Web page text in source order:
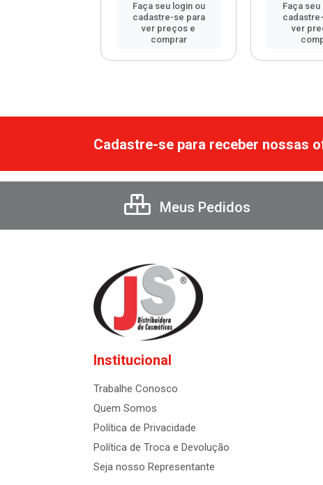
Faça seu login ou
cadastre-se para
ver preços e
comprar
Faça seu
ver
Cadastre-se para receber nossas
Meus Pedidos
Institucional
Trabalhe Conosco
Quem Somos
Política de Privacidade
Política de Troca e Devolução
Seja nosso Representante